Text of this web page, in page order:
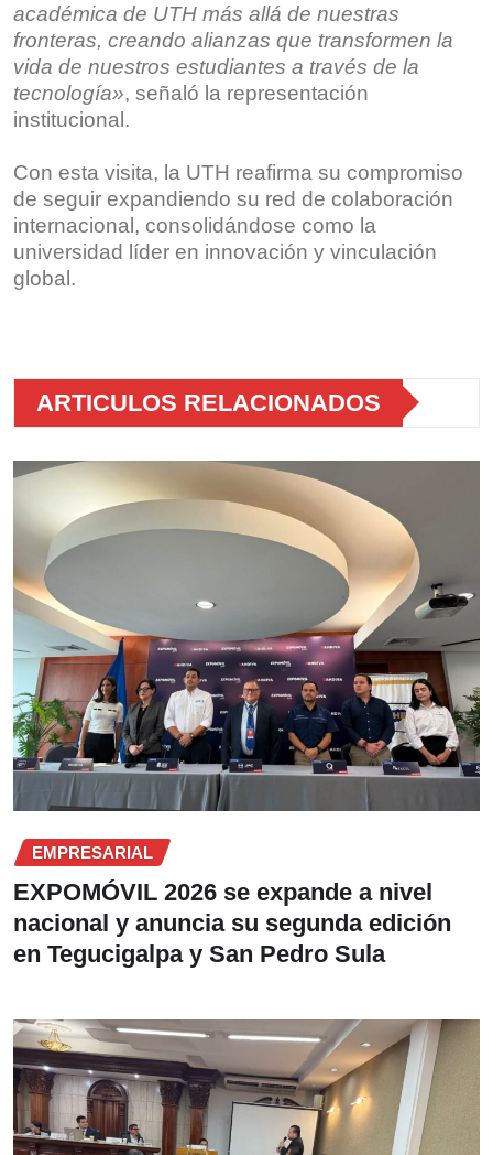
académica de UTH más allá de nuestras
fronteras, creando alianzas que transformen la
vida de nuestros estudiantes a través de la
tecnología», señaló la representación
institucional.
Con esta visita, la UTH reafirma su compromiso
de seguir expandiendo su red de colaboración
internacional, consolidándose como la
universidad líder en innovación y vinculación
global.
ARTICULOS RELACIONADOS
EMPRESARIAL
EXPOMÓVIL 2026 se expande a nivel
nacional y anuncia su segunda edición
en Tegucigalpa y San Pedro Sula